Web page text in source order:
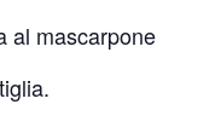
al mascarpone